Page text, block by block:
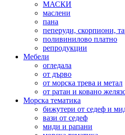
МАСКИ
маслени
пана
пеперуди, скорпиони,
поливинилово платно
репродукции
Мебели
огледала
от дърво
от морска трева и метал
от ратан и ковано
Морска тематика
бижутери от седеф и
вази от седеф
миди и рапани